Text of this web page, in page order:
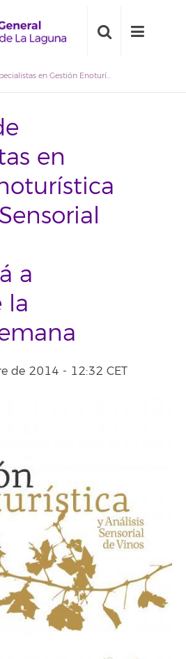
El 'Curso de Especialistas en Gestión Enoturística y Análisis Sensorial de Vinos' comenzará a impartirse la próxima semana
en
a
la
de 2014 - 12:32 CET